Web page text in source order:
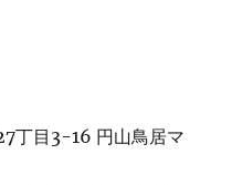
丁目3-16 円山鳥居マ